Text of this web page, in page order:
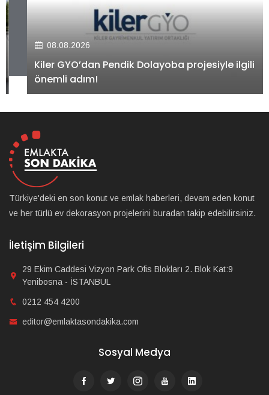
08.08.2026
Kiler GYO’dan Pendik Dolayoba projesiyle ilgili
önemli adım!
Türkiye'deki en son konut ve emlak haberleri, devam eden konut
ve her türlü ev dekorasyon projelerini buradan takip edebilirsiniz.
İletişim Bilgileri
29 Ekim Caddesi Vizyon Park Ofis Blokları 2. Blok Kat:9
Yenibosna - İSTANBUL
0212 454 4200
editor@emlaktasondakika.com
Sosyal Medya